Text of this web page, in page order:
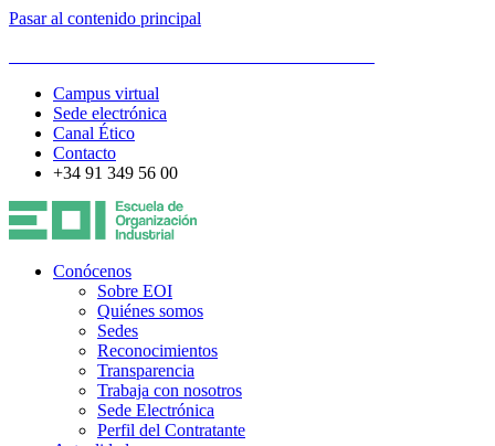
Pasar al contenido principal
Campus virtual
Sede electrónica
Canal Ético
Contacto
+34 91 349 56 00
Conócenos
Sobre EOI
Quiénes somos
Sedes
Reconocimientos
Transparencia
Trabaja con nosotros
Sede Electrónica
Perfil del Contratante